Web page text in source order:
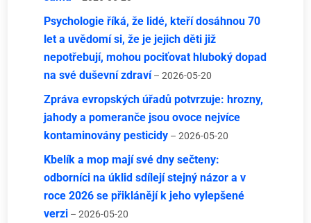
Psychologie říká, že lidé, kteří dosáhnou 70
let a uvědomí si, že je jejich děti již
nepotřebují, mohou pociťovat hluboký dopad
na své duševní zdraví – 2026-05-20
Zpráva evropských úřadů potvrzuje: hrozny,
jahody a pomeranče jsou ovoce nejvíce
kontaminovány pesticidy – 2026-05-20
Kbelík a mop mají své dny sečteny:
odborníci na úklid sdílejí stejný názor a v
roce 2026 se přiklánějí k jeho vylepšené
verzi – 2026-05-20